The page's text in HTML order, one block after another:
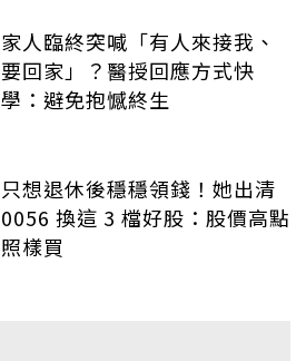
家人臨終突喊「有人來接我、
要回家」？醫授回應方式快
學：避免抱憾終生
只想退休後穩穩領錢！她出清
0056 換這 3 檔好股：股價高點
照樣買